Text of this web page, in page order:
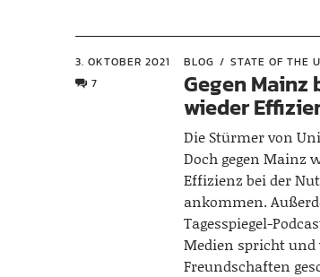
3. OKTOBER 2021
7
BLOG STATE OF THE
Gegen
wieder
Die Stürmer von
Doch gegen Mainz
Effizienz bei der
ankommen.
Tagesspiegel-
Medien spricht
Freundschaften